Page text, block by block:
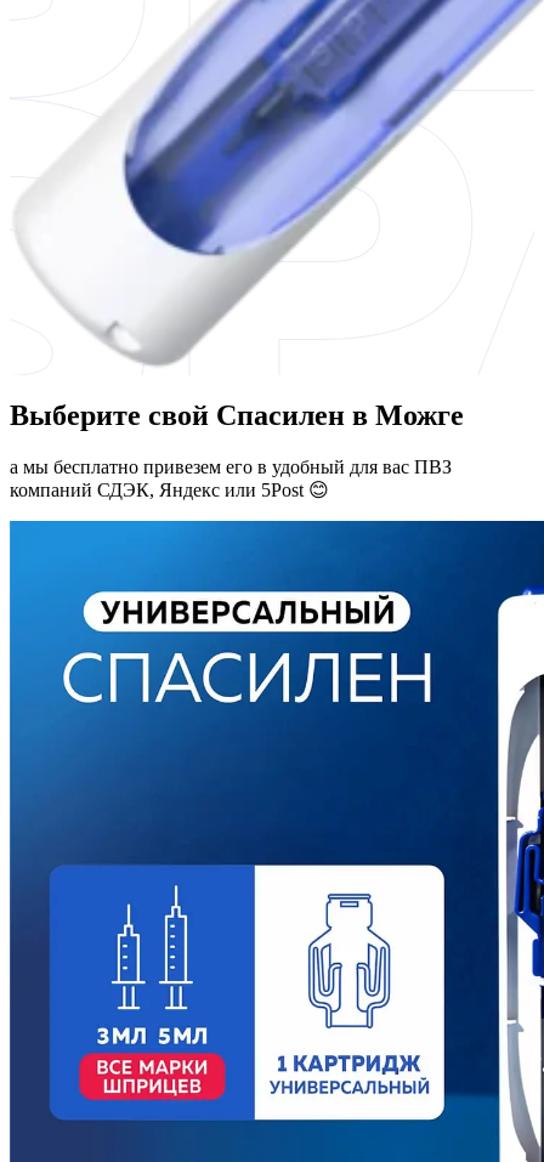
Выберите свой Спасилен в Можге
а мы бесплатно привезем его в удобный для вас ПВЗ
компаний СДЭК, Яндекс или 5Post 😊